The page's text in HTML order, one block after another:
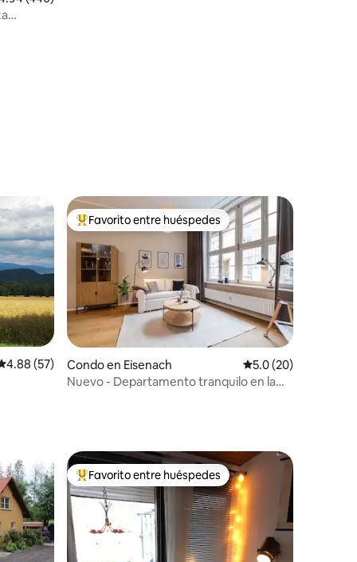
promedio: 4.88 de 5, 57 reseñas
4.88 (57)
Favorito entre huéspedes preferido
Favorito entre huéspedes
Condo en Eisenach Calificación
5.0 (20)
Nuevo - Departamento tranquilo en la
Favorito entre huéspedes preferido
Favorito entre huéspedes